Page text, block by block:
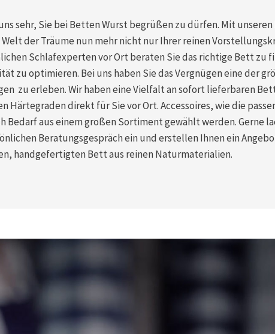
sehr, Sie bei Betten Wurst begrüßen zu dürfen. Mit
Welt der Träume nun mehr nicht nur Ihrer reinen
Schlafexperten vor Ort beraten Sie das richtige Bett zu
zu optimieren. Bei uns haben Sie das Vergnügen eine der
zu erleben. Wir haben eine Vielfalt an sofort lieferbaren
Härtegraden direkt für Sie vor Ort. Accessoires, wie die
Bedarf aus einem großen Sortiment gewählt werden. Gerne
Beratungsgespräch ein und erstellen Ihnen ein
handgefertigten Bett aus reinen Naturmaterialien.